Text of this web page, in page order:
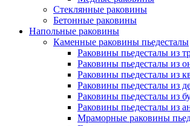
Стеклянные раковины
Бетонные раковины
Напольные раковины
Каменные раковины пьедесталы
Раковины пьедесталы из
Раковины пьедесталы из
Раковины пьедесталы из
Раковины пьедесталы из
Раковины пьедесталы из
Раковины пьедесталы из
Мраморные раковины